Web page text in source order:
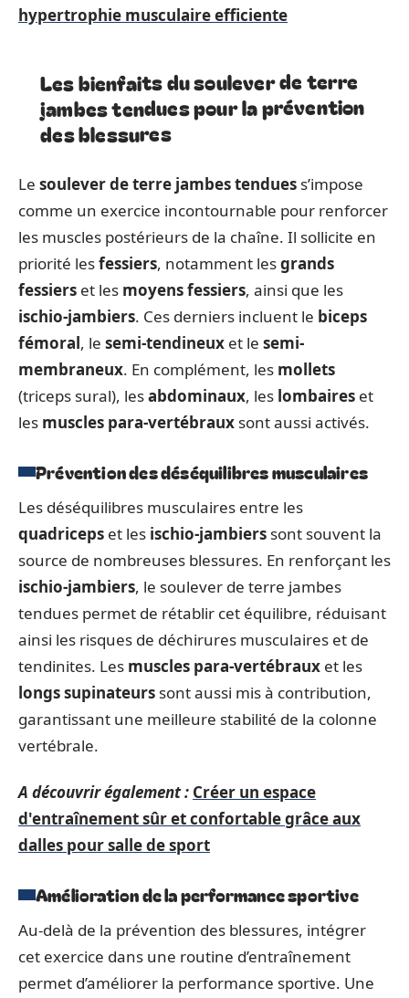
hypertrophie musculaire efficiente
Les bienfaits du soulever de terre
jambes tendues pour la prévention
des blessures
Le soulever de terre jambes tendues s’impose
comme un exercice incontournable pour renforcer
les muscles postérieurs de la chaîne. Il sollicite en
priorité lesfessiers, notamment lesgrands
fessiers et les moyens fessiers, ainsi que les
ischio-jambiers. Ces derniers incluent le biceps
fémoral, le semi-tendineux et le semi-
membraneux. En complément, les mollets
(triceps sural), lesabdominaux, les lombaires et
les muscles para-vertébraux sont aussi activés.
Prévention des déséquilibres musculaires
Les déséquilibres musculaires entre les
quadriceps et les ischio-jambiers sont souvent la
source de nombreuses blessures. En renforçant les
ischio-jambiers, le soulever de terre jambes
tendues permet de rétablir cet équilibre, réduisant
ainsi les risques de déchirures musculaires et de
tendinites. Les muscles para-vertébraux et les
longs supinateurs sont aussi mis à contribution,
garantissant une meilleure stabilité de la colonne
vertébrale.
A découvrir également : Créer un espace
d'entraînement sûr et confortable grâce aux
dalles pour salle de sport
Amélioration de la performance sportive
Au-delà de la prévention des blessures, intégrer
cet exercice dans une routine d’entraînement
permet d’améliorer la performance sportive. Une